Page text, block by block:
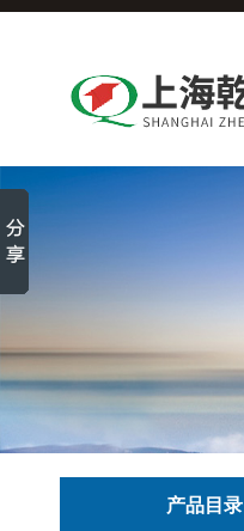
产品目录